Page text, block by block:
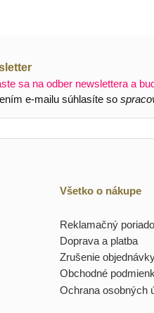
sa na odber newslettera a
e-mailu súhlasíte so
Všetko o nákupe
Reklamačný
Doprava a platba
Zrušenie
Obchodné
Ochrana osobných